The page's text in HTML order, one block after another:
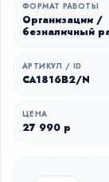
ФОРМАТ РАБОТЫ
Организации /
безналичный
АРТИКУЛ / ID
CA1816B2/N
ЦЕНА
27 990 р